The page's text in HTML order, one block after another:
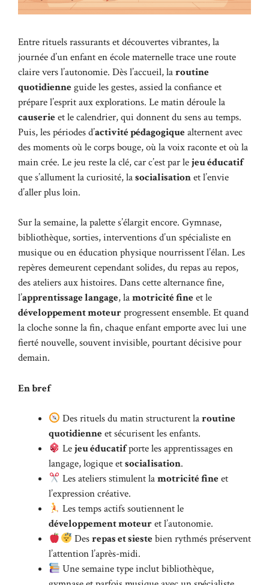
Entre rituels rassurants et découvertes vibrantes, la
journée d’un enfant en école maternelle trace une route
claire vers l’autonomie. Dès l’accueil, laroutine
quotidienneguide les gestes, assied la confiance et
prépare l’esprit aux explorations. Le matin déroule la
causerieet le calendrier, qui donnent du sens au temps.
Puis, les périodes d’activité pédagogiquealternent avec
des moments où le corps bouge, où la voix raconte et où la
main crée. Le jeu reste la clé, car c’est par lejeu éducatif
que s’allument la curiosité, lasocialisationet l’envie
d’aller plus loin.
Sur la semaine, la palette s’élargit encore. Gymnase,
bibliothèque, sorties, interventions d’un spécialiste en
musique ou en éducation physique nourrissent l’élan. Les
repères demeurent cependant solides, du repas au repos,
des ateliers aux histoires. Dans cette alternance fine,
l’apprentissage langage, lamotricité fineet le
développement moteurprogressent ensemble. Et quand
la cloche sonne la fin, chaque enfant emporte avec lui une
fierté nouvelle, souvent invisible, pourtant décisive pour
demain.
En bref
Des rituels du matin structurent laroutine
quotidienneet sécurisent les enfants.
Lejeu éducatifporte les apprentissages en
langage, logique etsocialisation.
Les ateliers stimulent lamotricité fineet
l’expression créative.
Les temps actifs soutiennent le
développement moteuret l’autonomie.
Desrepas et siestebien rythmés préservent
l’attention l’après-midi.
Une semaine type inclut bibliothèque,